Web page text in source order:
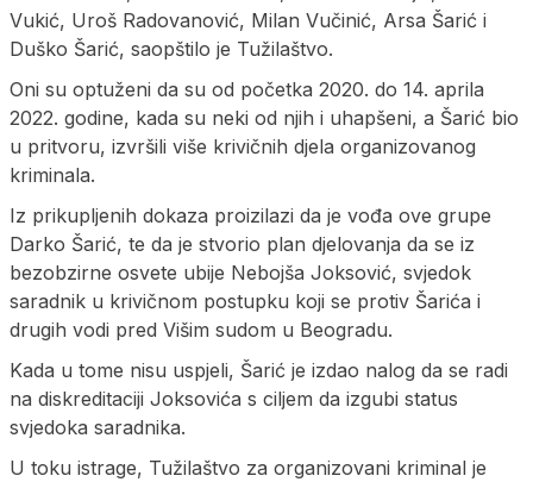
Vukić, Uroš Radovanović, Milan Vučinić, Arsa Šarić i
Duško Šarić, saopštilo je Tužilaštvo.
Oni su optuženi da su od početka 2020. do 14. aprila
2022. godine, kada su neki od njih i uhapšeni, a Šarić bio
u pritvoru, izvršili više krivičnih djela organizovanog
kriminala.
Iz prikupljenih dokaza proizilazi da je vođa ove grupe
Darko Šarić, te da je stvorio plan djelovanja da se iz
bezobzirne osvete ubije Nebojša Јoksović, svjedok
saradnik u krivičnom postupku koji se protiv Šarića i
drugih vodi pred Višim sudom u Beogradu.
Kada u tome nisu uspjeli, Šarić je izdao nalog da se radi
na diskreditaciji Јoksovića s ciljem da izgubi status
svjedoka saradnika.
U toku istrage, Tužilaštvo za organizovani kriminal je